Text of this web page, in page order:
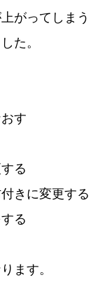
がってしまう
た。
す
る
きに変更する
る
ます。